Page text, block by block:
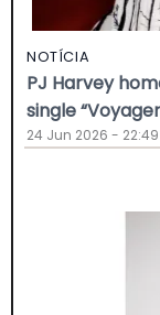
NOTÍCIA
PJ Harvey
single
24 Jun 2026 - 22:49